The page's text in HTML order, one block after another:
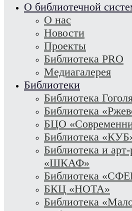
О библиотечной
О нас
Новости
Проекты
Библиотека PRO
Медиагалерея
Библиотеки
Библиотека
Библиотека
БЦО
Библиотека
Библиотека и
«ШКАФ»
Библиотека
БКЦ «НОТА»
Библиотека